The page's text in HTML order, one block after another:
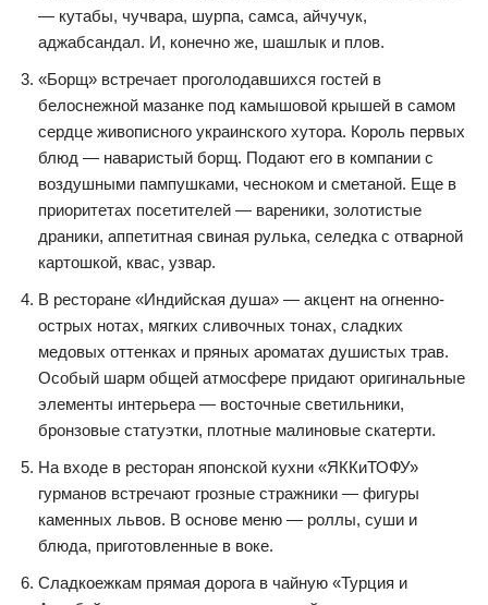
— кутабы, чучвара, шурпа, самса, айчучук,
аджабсандал. И, конечно же, шашлык и плов.
«Борщ» встречает проголодавшихся гостей в
белоснежной мазанке под камышовой крышей в самом
сердце живописного украинского хутора. Король первых
блюд — наваристый борщ. Подают его в компании с
воздушными пампушками, чесноком и сметаной. Еще в
приоритетах посетителей — вареники, золотистые
драники, аппетитная свиная рулька, селедка с отварной
картошкой, квас, узвар.
В ресторане «Индийская душа» — акцент на огненно-
острых нотах, мягких сливочных тонах, сладких
медовых оттенках и пряных ароматах душистых трав.
Особый шарм общей атмосфере придают оригинальные
элементы интерьера — восточные светильники,
бронзовые статуэтки, плотные малиновые скатерти.
На входе в ресторан японской кухни «ЯККиТОФУ»
гурманов встречают грозные стражники — фигуры
каменных львов. В основе меню — роллы, суши и
блюда, приготовленные в воке.
Сладкоежкам прямая дорога в чайную «Турция и